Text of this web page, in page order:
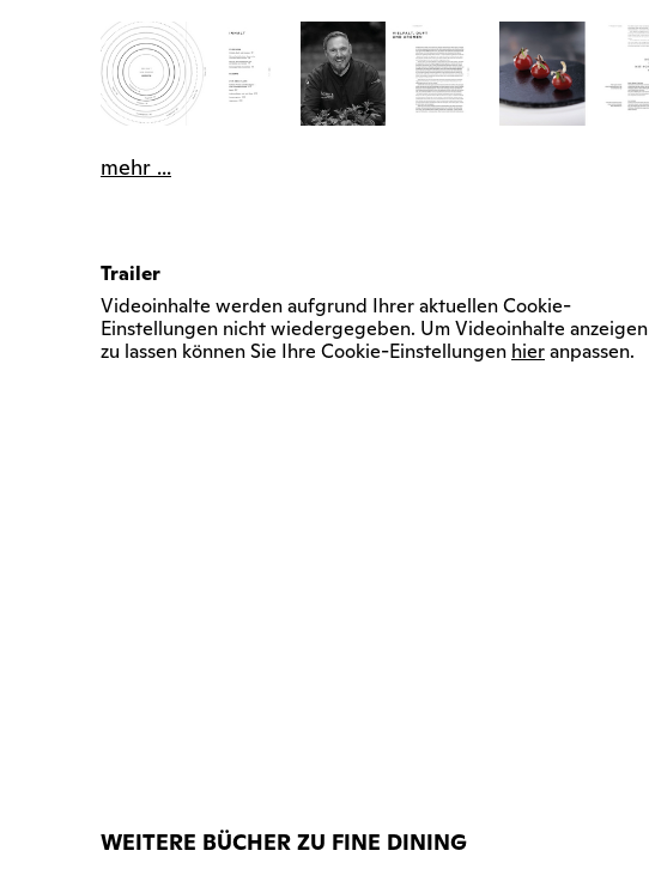
mehr ...
Trailer
Videoinhalte werden aufgrund Ihrer aktuellen Cookie-
Einstellungen nicht wiedergegeben. Um Videoinhalte anzeigen
zu lassen können Sie Ihre Cookie-Einstellungen hieranpassen.
WEITERE BÜCHER ZU FINE DINING